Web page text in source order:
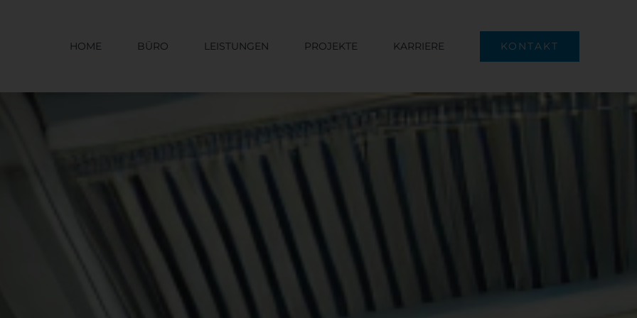
HOME BÜRO LEISTUNGEN PROJEKTE KARRIERE KONTAKT